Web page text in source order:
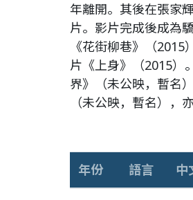
年離開。其後在張家
片。影片完成後成為
《花街柳巷》（
片《上身》（2015）
界》（未公映，暫名
（未公映，暫名），
年份 語言 中